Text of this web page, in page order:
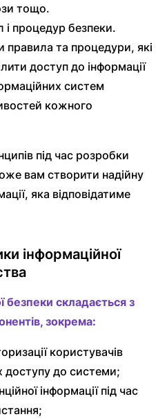
тощо.
і процедур безпеки.
правила та процедури, які
доступ до інформації
систем
кожного
під час розробки
вам створити надійну
яка відповідатиме
інформаційної
безпеки складається з
зокрема:
користувачів
доступу до системи;
інформації під час